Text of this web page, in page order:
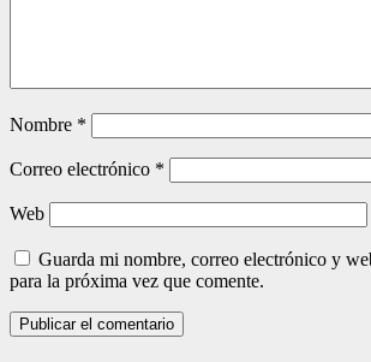
Nombre *
Correo electrónico *
Web
Guarda mi nombre, correo electrónico y
para la próxima vez que comente.